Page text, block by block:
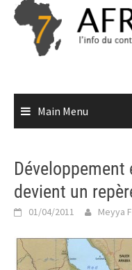
Skip
content
Main Menu
Développement
devient un
01/04/2011 Meyya